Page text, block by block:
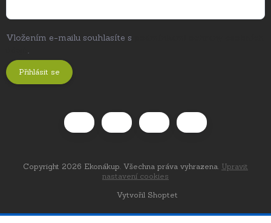
Vložením e-mailu souhlasíte s
.
Přihlásit se
Vytvořil Shoptet
Copyright 2026 Ekonákup. Všechna práva vyhrazena. Upravit
nastavení cookies